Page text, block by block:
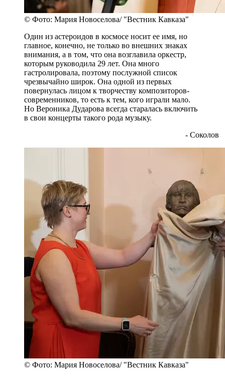
© Фото: Мария Новоселова/ "Вестник Кавказа"
Один из астероидов в космосе носит ее имя, но
главное, конечно, не только во внешних знаках
внимания, а в том, что она возглавила оркестр,
которым руководила 29 лет. Она много
гастролировала, поэтому послужной список
чрезвычайно широк. Она одной из первых
повернулась лицом к творчеству композиторов-
современников, то есть к тем, кого играли мало.
Но Вероника Дударова всегда старалась включить
в свои концерты такого рода музыку.
- Соколов
© Фото: Мария Новоселова/ "Вестник Кавказа"